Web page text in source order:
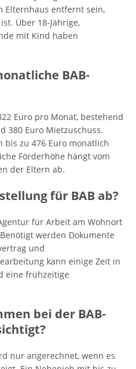
Elternhaus entfernt sein,
Über 18-Jährige,
mit Kind haben
BAB-
Euro pro Monat, bestehend
380 Euro Mietzuschuss.
bis zu 476 Euro monatlich
Förderhöhe hängt vom
der Eltern ab.
für BAB ab?
für Arbeit am Wohnort
werden Dokumente
und
kann einige Zeit in
eine frühzeitige
bei der BAB-
nur angerechnet, wenn es